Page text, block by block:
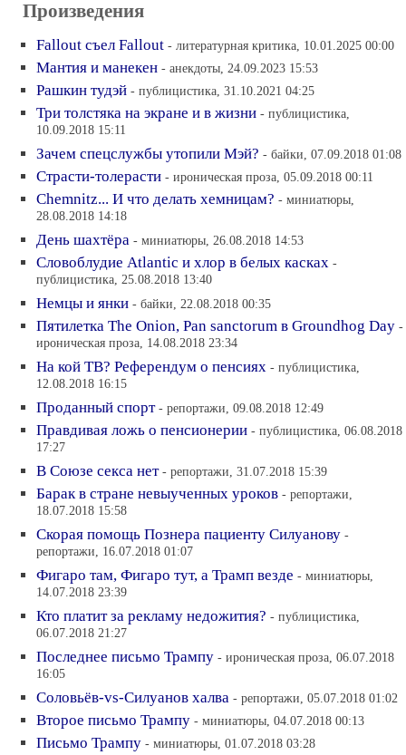
Произведения
Fallout съел Fallout - литературная критика, 10.01.2025 00:00
Мантия и манекен - анекдоты, 24.09.2023 15:53
Рашкин тудэй - публицистика, 31.10.2021 04:25
Три толстяка на экране и в жизни - публицистика,
10.09.2018 15:11
Зачем спецслужбы утопили Мэй? - байки, 07.09.2018 01:08
Страсти-толерасти - ироническая проза, 05.09.2018 00:11
Chemnitz... И что делать хемницам? - миниатюры,
28.08.2018 14:18
День шахтёра - миниатюры, 26.08.2018 14:53
Словоблудие Atlantic и хлор в белых касках -
публицистика, 25.08.2018 13:40
Немцы и янки - байки, 22.08.2018 00:35
Пятилетка The Onion, Pan sanctorum в Groundhog Day -
ироническая проза, 14.08.2018 23:34
На кой ТВ? Референдум о пенсиях - публицистика,
12.08.2018 16:15
Проданный спорт - репортажи, 09.08.2018 12:49
Правдивая ложь о пенсионерии - публицистика, 06.08.2018
17:27
В Союзе секса нет - репортажи, 31.07.2018 15:39
Барак в стране невыученных уроков - репортажи,
18.07.2018 15:58
Скорая помощь Познера пациенту Силуанову -
репортажи, 16.07.2018 01:07
Фигаро там, Фигаро тут, а Трамп везде - миниатюры,
14.07.2018 23:39
Кто платит за рекламу недожития? - публицистика,
06.07.2018 21:27
Последнее письмо Трампу - ироническая проза, 06.07.2018
16:05
Соловьёв-vs-Силуанов халва - репортажи, 05.07.2018 01:02
Второе письмо Трампу - миниатюры, 04.07.2018 00:13
Письмо Трампу - миниатюры, 01.07.2018 03:28